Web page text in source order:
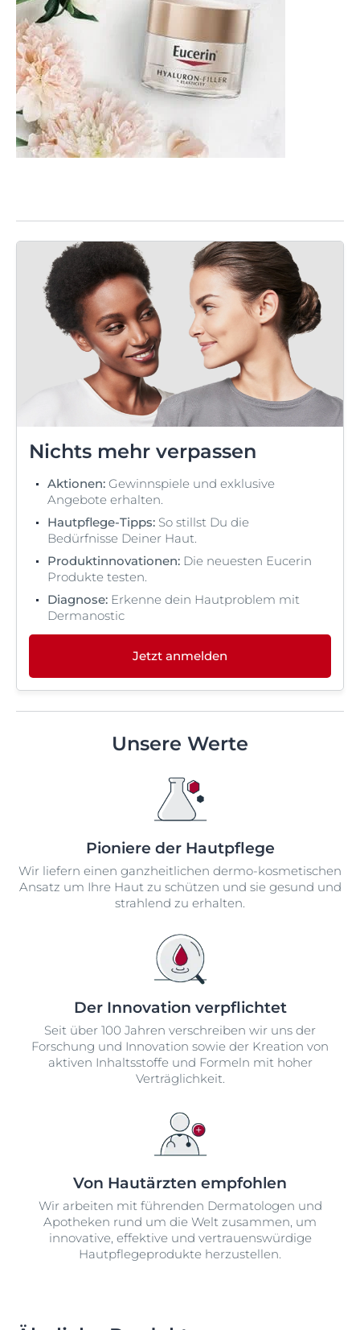
Nichts mehr verpassen
Aktionen: Gewinnspiele und exklusive
Angebote erhalten.
Hautpflege-Tipps: So stillst Du die
Bedürfnisse Deiner Haut.
Produktinnovationen: Die neuesten Eucerin
Produkte testen.
Diagnose: Erkenne dein Hautproblem mit
Dermanostic
Jetzt anmelden
Unsere Werte
Pioniere der Hautpflege
Wir liefern einen ganzheitlichen dermo-kosmetischen
Ansatz um Ihre Haut zu schützen und sie gesund und
strahlend zu erhalten.
Der Innovation verpflichtet
Seit über 100 Jahren verschreiben wir uns der
Forschung und Innovation sowie der Kreation von
aktiven Inhaltsstoffe und Formeln mit hoher
Verträglichkeit.
Von Hautärzten empfohlen
Wir arbeiten mit führenden Dermatologen und
Apotheken rund um die Welt zusammen, um
innovative, effektive und vertrauenswürdige
Hautpflegeprodukte herzustellen.